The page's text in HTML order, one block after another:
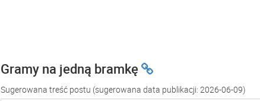
Gramy na jedną bramkę
Sugerowana treść postu (sugerowana data publikacji: 2026-06-09)